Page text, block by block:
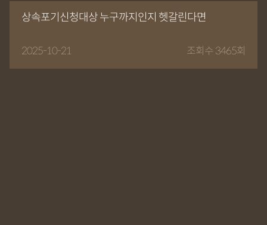
상속포기신청대상 누구까지인지 헷갈린다면
2025-10-21 조회수 3465회